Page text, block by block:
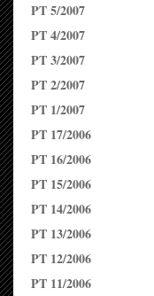
PT 5/2007
PT 4/2007
PT 3/2007
PT 2/2007
PT 1/2007
PT 17/2006
PT 16/2006
PT 15/2006
PT 14/2006
PT 13/2006
PT 12/2006
PT 11/2006